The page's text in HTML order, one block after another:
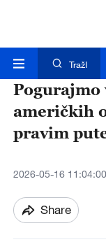
TražI
američkih
pravim
2026-05-16 11:04:00
Share